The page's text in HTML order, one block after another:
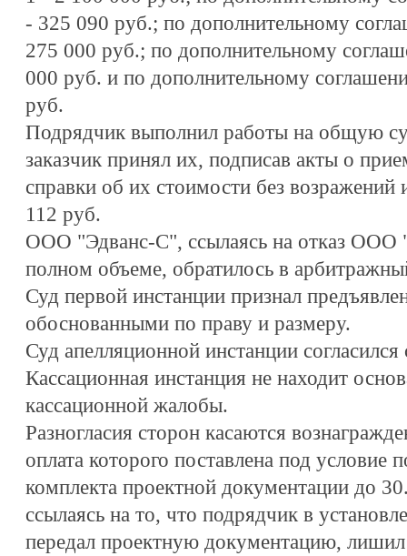
- 325 090 руб.; по дополнительному
275 000 руб.; по дополнительному
000 руб. и по дополнительному
руб.
Подрядчик выполнил работы на общую
заказчик принял их, подписав акты о
справки об их стоимости без возражений
112 руб.
ООО "Эдванс-С", ссылаясь на отказ ООО
полном объеме, обратилось в
Суд первой инстанции признал
обоснованными по праву и размеру.
Суд апелляционной инстанции
Кассационная инстанция не находит
кассационной жалобы.
Разногласия сторон касаются
оплата которого поставлена под условие
комплекта проектной документации до
ссылаясь на то, что подрядчик в
передал проектную документацию, лишил